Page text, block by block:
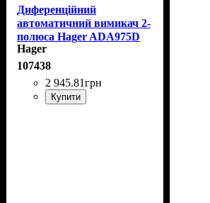
Диференційний
автоматичний вимикач 2-
полюса Hager ADA975D
25/0,03А
Hager
107438
2 945.81грн
Купити